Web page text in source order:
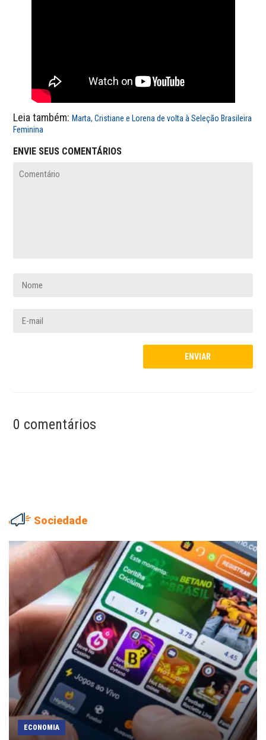
Leia também:Marta, Cristiane e Lorena de volta à Seleção Brasileira
Feminina
ENVIE SEUS COMENTÁRIOS
0 comentários
Sociedade
ECONOMIA